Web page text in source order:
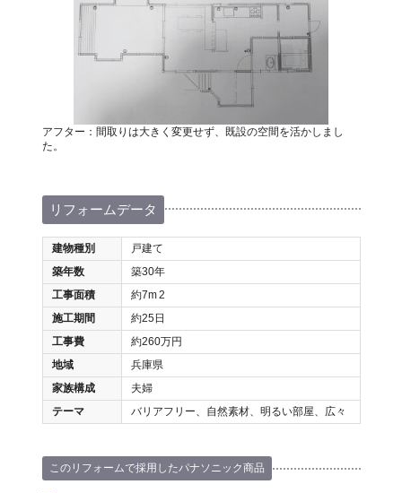
アフター：間取りは大きく変更せず、既設の空間を活かしまし
た。
リフォームデータ
建物種別
戸建て
築年数
築30年
工事面積
約7m2
施工期間
約25日
工事費
約260万円
地域
兵庫県
家族構成
夫婦
テーマ
バリアフリー、自然素材、明るい部屋、広々
このリフォームで採用したパナソニック商品